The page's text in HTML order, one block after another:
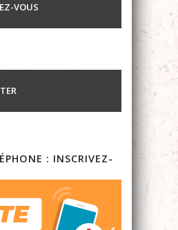
VOUS
: INSCRIVEZ-